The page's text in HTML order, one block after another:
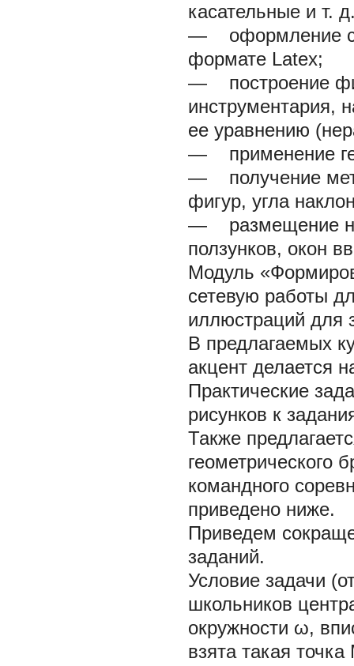
касательные и т.
— оформление
формате Latex;
— построение
инструментария,
ее уравнению
— применение
— получение
фигур, угла
— размещение на
ползунков, окон
Модуль
сетевую работы
иллюстраций для
В предлагаемых
акцент делается
Практические
рисунков к
Также
геометрического
командного
приведено ниже.
Приведем
заданий.
Условие задачи
школьников
окружности ω,
взята такая